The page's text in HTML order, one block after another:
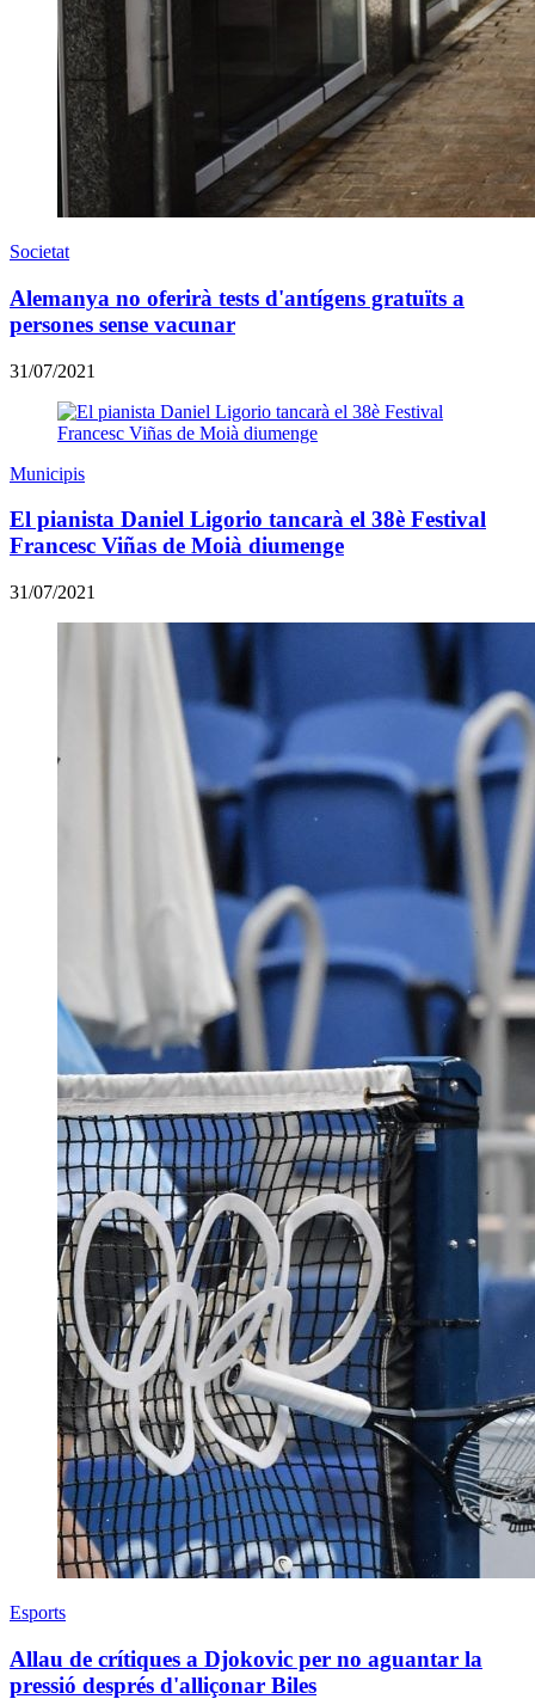
Societat
Alemanya no oferirà tests d'antígens gratuïts a
persones sense vacunar
31/07/2021
Municipis
El pianista Daniel Ligorio tancarà el 38è Festival
Francesc Viñas de Moià diumenge
31/07/2021
Esports
Allau de crítiques a Djokovic per no aguantar la
pressió després d'alliçonar Biles